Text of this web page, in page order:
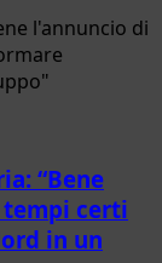
“Bene
tempi certi
in un